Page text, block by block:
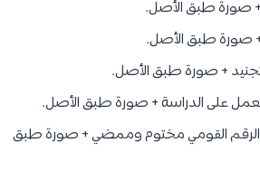
+ صورة طبق الأصل.
+ صورة طبق الأصل.
+ صورة طبق الأصل.
على الدراسة + صورة طبق الأصل.
القومي مختوم وممضي + صورة طبق